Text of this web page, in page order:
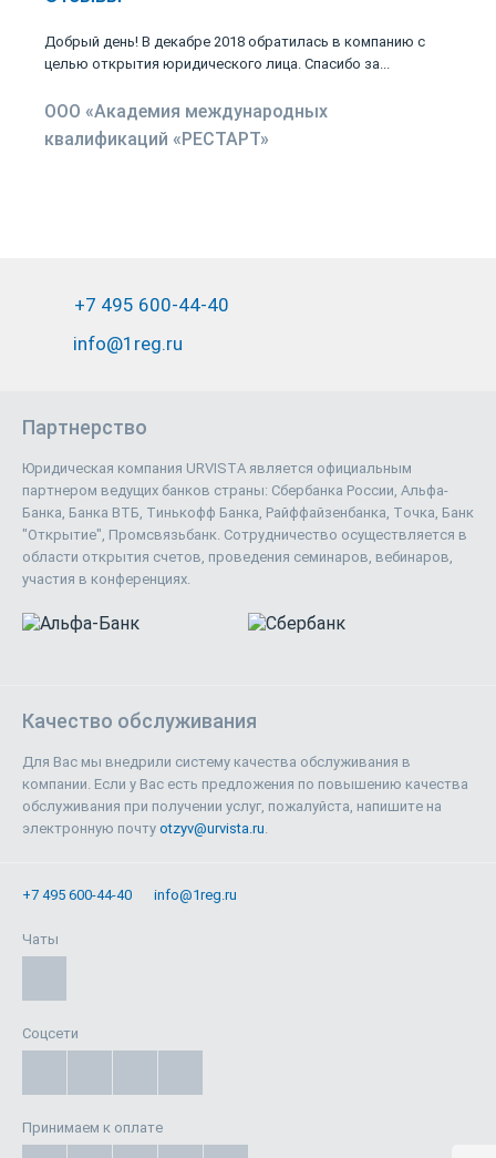
Добрый день! В декабре 2018 обратилась в компанию с
целью открытия юридического лица. Спасибо за...
ООО «Академия международных
квалификаций «РЕСТАРТ»
+7 495 600-44-40
info@1reg.ru
Партнерство
Юридическая компания URVISTA является официальным
партнером ведущих банков страны: Сбербанка России, Альфа-
Банка, Банка ВТБ, Тинькофф Банка, Райффайзенбанка, Точка, Банк
"Открытие", Промсвязьбанк. Сотрудничество осуществляется в
области открытия счетов, проведения семинаров, вебинаров,
участия в конференциях.
Качество обслуживания
Для Вас мы внедрили систему качества обслуживания в
компании. Если у Вас есть предложения по повышению качества
обслуживания при получении услуг, пожалуйста, напишите на
электронную почту otzyv@urvista.ru.
+7 495 600-44-40 info@1reg.ru
Чаты
Соцсети
Принимаем к оплате